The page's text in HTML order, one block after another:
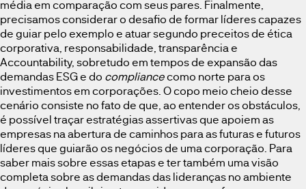
média em comparação com seus pares. Finalmente,
precisamos considerar o desafio de formar líderes capazes
de guiar pelo exemplo e atuar segundo preceitos de ética
corporativa, responsabilidade, transparência e
Accountability, sobretudo em tempos de expansão das
demandas ESG e do compliancecomo norte para os
investimentos em corporações. O copo meio cheio desse
cenário consiste no fato de que, ao entender os obstáculos,
é possível traçar estratégias assertivas que apoiem as
empresas na abertura de caminhos para as futuras e futuros
líderes que guiarão os negócios de uma corporação. Para
saber mais sobre essas etapas e ter também uma visão
completa sobre as demandas das lideranças no ambiente